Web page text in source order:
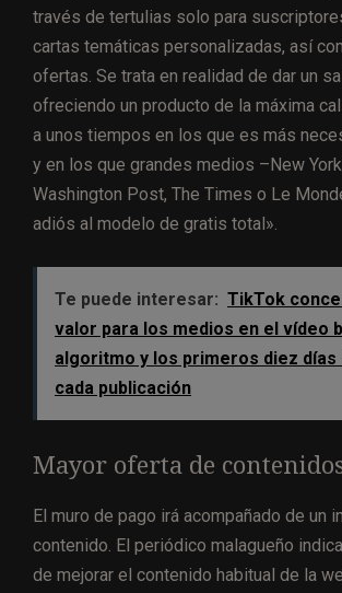
través de tertulias solo para
cartas temáticas personalizadas, así
ofertas. Se trata en realidad de dar un
ofreciendo un producto de la máxima
a unos tiempos en los que es más
y en los que grandes medios –New
Washington Post, The Times o Le
adiós al modelo de gratis total».
Te puede interesar: TikTok
valor para los medios en el vídeo
algoritmo y los primeros diez días
cada publicación
Mayor oferta de
El muro de pago irá acompañado de un
contenido. El periódico malagueño
de mejorar el contenido habitual de la